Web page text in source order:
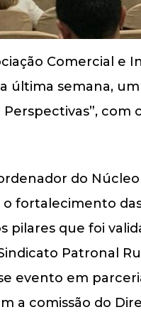
Comercial e
última semana,
do
fortalecimento
pilares que foi
Patronal
evento em
a comissão do